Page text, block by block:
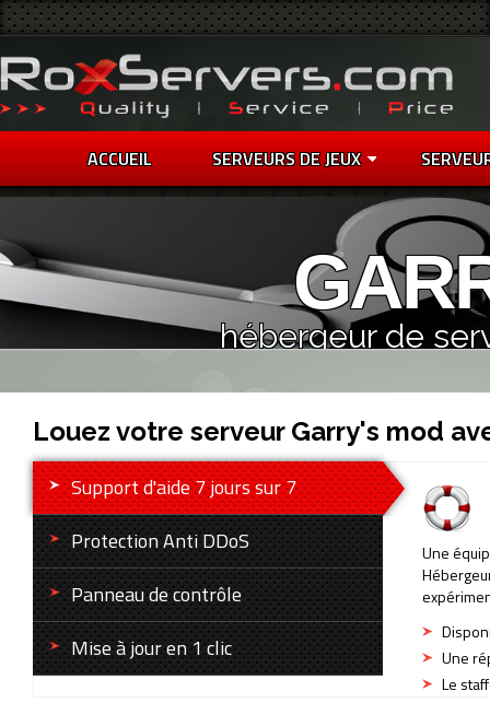
ACCUEIL SERVEURS DE JEUX
hébergeur de
Louez votre serveur Garry's mod
Support d'aide 7 jours sur 7
Protection Anti DDoS
Panneau de contrôle
Mise à jour en 1 clic
Une
Une
Le